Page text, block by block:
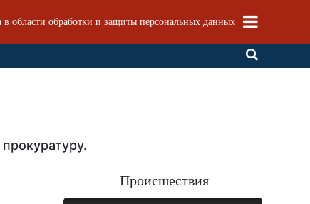
в области обработки и защиты персональных данных
Происшествия